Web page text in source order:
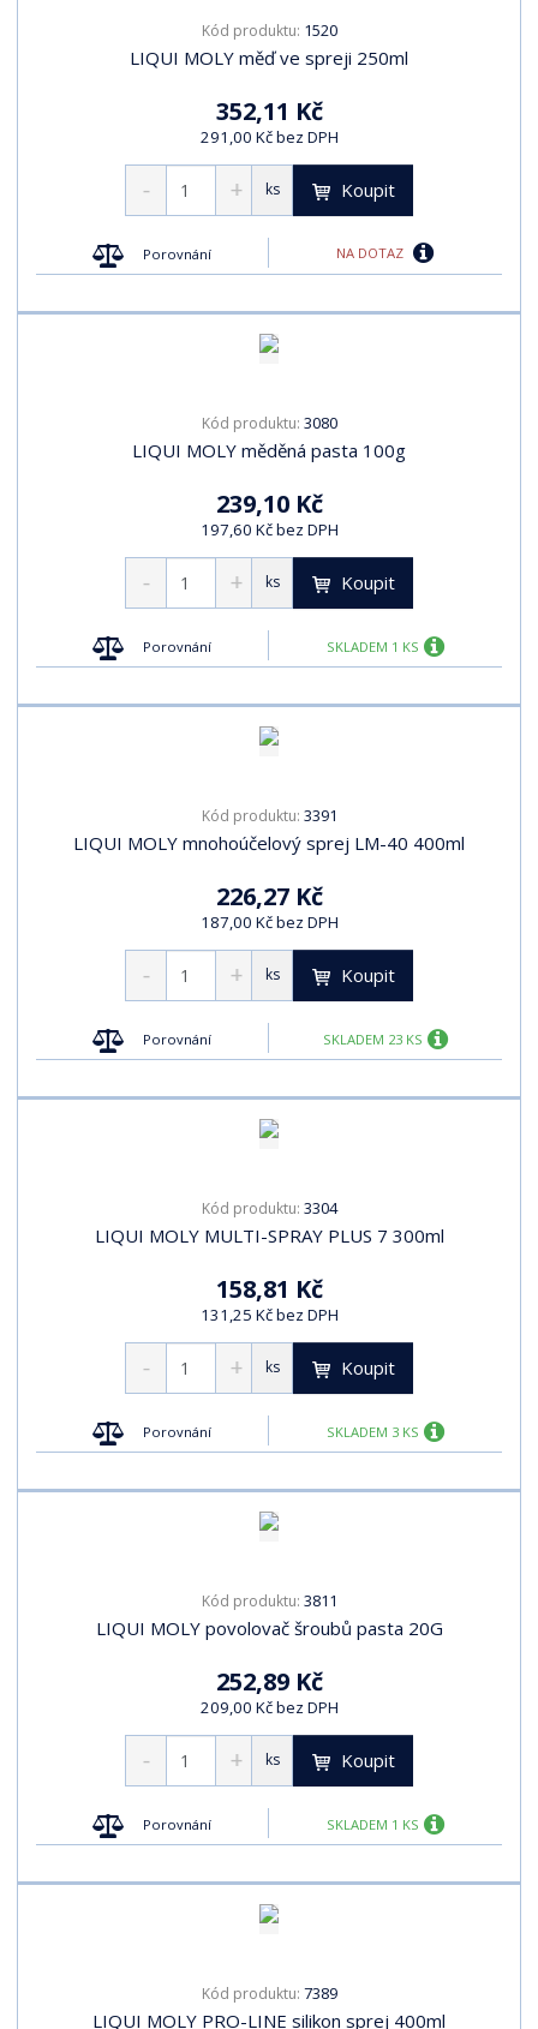
Kód produktu: 1520
LIQUI MOLY měď ve spreji 250ml
352,11 Kč
291,00 Kč bez DPH
ks Koupit
Porovnání NA DOTAZ
Kód produktu: 3080
LIQUI MOLY měděná pasta 100g
239,10 Kč
197,60 Kč bez DPH
ks Koupit
Porovnání SKLADEM 1 KS
Kód produktu: 3391
LIQUI MOLY mnohoúčelový sprej LM-40 400ml
226,27 Kč
187,00 Kč bez DPH
ks Koupit
Porovnání SKLADEM 23 KS
Kód produktu: 3304
LIQUI MOLY MULTI-SPRAY PLUS 7 300ml
158,81 Kč
131,25 Kč bez DPH
ks Koupit
Porovnání SKLADEM 3 KS
Kód produktu: 3811
LIQUI MOLY povolovač šroubů pasta 20G
252,89 Kč
209,00 Kč bez DPH
ks Koupit
Porovnání SKLADEM 1 KS
Kód produktu: 7389
LIQUI MOLY PRO-LINE silikon sprej 400ml